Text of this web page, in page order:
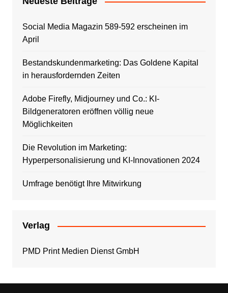
Social Media Magazin 589-592 erscheinen im
April
Bestandskundenmarketing: Das Goldene Kapital
in herausfordernden Zeiten
Adobe Firefly, Midjourney und Co.: KI-
Bildgeneratoren eröffnen völlig neue
Möglichkeiten
Die Revolution im Marketing:
Hyperpersonalisierung und KI-Innovationen 2024
Umfrage benötigt Ihre Mitwirkung
Verlag
PMD Print Medien Dienst GmbH